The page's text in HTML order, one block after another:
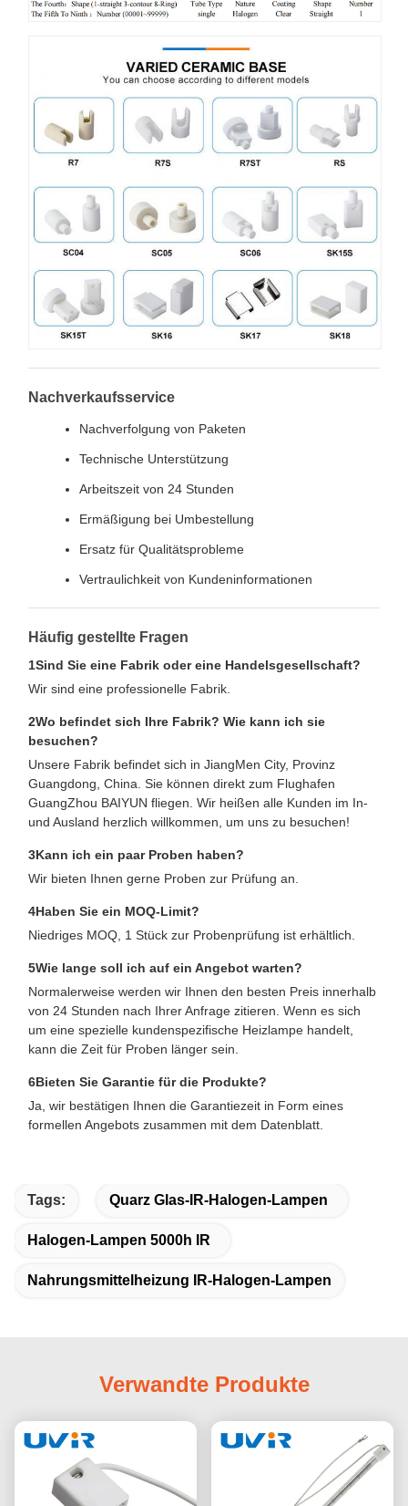
Nachverkaufsservice
Nachverfolgung von Paketen
Technische Unterstützung
Arbeitszeit von 24 Stunden
Ermäßigung bei Umbestellung
Ersatz für Qualitätsprobleme
Vertraulichkeit von Kundeninformationen
Häufig gestellte Fragen
1Sind Sie eine Fabrik oder eine Handelsgesellschaft?
Wir sind eine professionelle Fabrik.
2Wo befindet sich Ihre Fabrik? Wie kann ich sie
besuchen?
Unsere Fabrik befindet sich in JiangMen City, Provinz
Guangdong, China. Sie können direkt zum Flughafen
GuangZhou BAIYUN fliegen. Wir heißen alle Kunden im In-
und Ausland herzlich willkommen, um uns zu besuchen!
3Kann ich ein paar Proben haben?
Wir bieten Ihnen gerne Proben zur Prüfung an.
4Haben Sie ein MOQ-Limit?
Niedriges MOQ, 1 Stück zur Probenprüfung ist erhältlich.
5Wie lange soll ich auf ein Angebot warten?
Normalerweise werden wir Ihnen den besten Preis innerhalb
von 24 Stunden nach Ihrer Anfrage zitieren. Wenn es sich
um eine spezielle kundenspezifische Heizlampe handelt,
kann die Zeit für Proben länger sein.
6Bieten Sie Garantie für die Produkte?
Ja, wir bestätigen Ihnen die Garantiezeit in Form eines
formellen Angebots zusammen mit dem Datenblatt.
Tags: Quarz Glas-IR-Halogen-Lampen
Halogen-Lampen 5000h IR
Nahrungsmittelheizung IR-Halogen-Lampen
Verwandte Produkte